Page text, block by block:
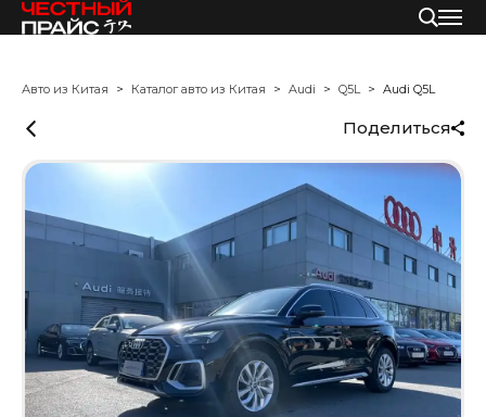
Авто из Китая Каталог авто из Китая Audi Q5L Audi Q5L
Поделиться